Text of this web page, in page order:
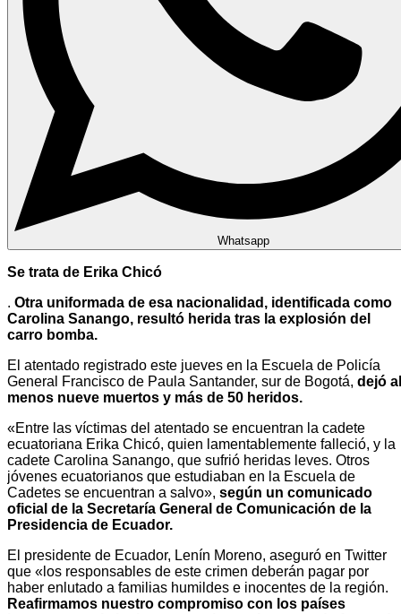
Whatsapp
Se trata de Erika Chicó
. Otra uniformada de esa nacionalidad, identificada como
Carolina Sanango, resultó herida tras la explosión del
carro bomba.
El atentado registrado este jueves en la Escuela de Policía
General Francisco de Paula Santander, sur de Bogotá, dejó al
menos nueve muertos y más de 50 heridos.
«Entre las víctimas del atentado se encuentran la cadete
ecuatoriana Erika Chicó, quien lamentablemente falleció, y la
cadete Carolina Sanango, que sufrió heridas leves. Otros
jóvenes ecuatorianos que estudiaban en la Escuela de
Cadetes se encuentran a salvo», según un comunicado
oficial de la Secretaría General de Comunicación de la
Presidencia de Ecuador.
El presidente de Ecuador, Lenín Moreno, aseguró en Twitter
que «los responsables de este crimen deberán pagar por
haber enlutado a familias humildes e inocentes de la región.
Reafirmamos nuestro compromiso con los países